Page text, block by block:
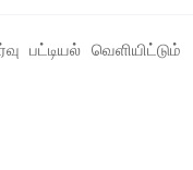
பட்டியல் வெளியிட்டும்